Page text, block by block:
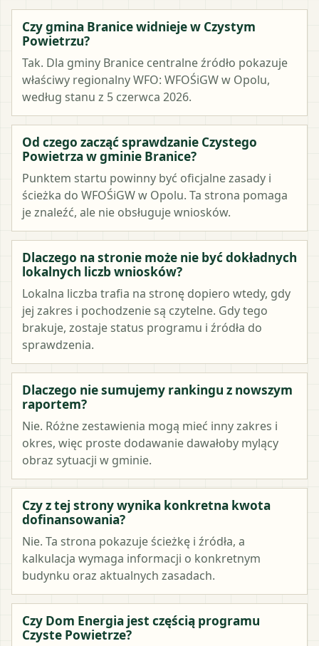
Czy gmina Branice widnieje w Czystym
Powietrzu?
Tak. Dla gminy Branice centralne źródło pokazuje
właściwy regionalny WFO: WFOŚiGW w Opolu,
według stanu z 5 czerwca 2026.
Od czego zacząć sprawdzanie Czystego
Powietrza w gminie Branice?
Punktem startu powinny być oficjalne zasady i
ścieżka do WFOŚiGW w Opolu. Ta strona pomaga
je znaleźć, ale nie obsługuje wniosków.
Dlaczego na stronie może nie być dokładnych
lokalnych liczb wniosków?
Lokalna liczba trafia na stronę dopiero wtedy, gdy
jej zakres i pochodzenie są czytelne. Gdy tego
brakuje, zostaje status programu i źródła do
sprawdzenia.
Dlaczego nie sumujemy rankingu z nowszym
raportem?
Nie. Różne zestawienia mogą mieć inny zakres i
okres, więc proste dodawanie dawałoby mylący
obraz sytuacji w gminie.
Czy z tej strony wynika konkretna kwota
dofinansowania?
Nie. Ta strona pokazuje ścieżkę i źródła, a
kalkulacja wymaga informacji o konkretnym
budynku oraz aktualnych zasadach.
Czy Dom Energia jest częścią programu
Czyste Powietrze?